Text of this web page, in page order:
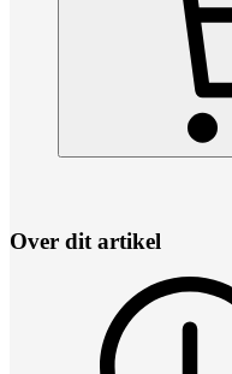
Over dit artikel